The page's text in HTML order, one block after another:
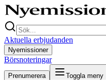
Aktuella erbjudanden
Nyemissioner
Börsnoteringar
Prenumerera Toggla meny